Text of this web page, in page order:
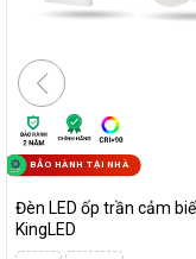
2.2. Đa dạng
dụng
Ốp trần tròn LN12N
là 12w, 18w và 24w.
BẢO HÀNH TẠI NHÀ
Đèn LED ốp trần cảm
KingLED